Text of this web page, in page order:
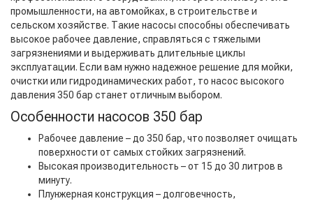
промышленности, на автомойках, в строительстве и
сельском хозяйстве. Такие насосы способны обеспечивать
высокое рабочее давление, справляться с тяжелыми
загрязнениями и выдерживать длительные циклы
эксплуатации. Если вам нужно надежное решение для мойки,
очистки или гидродинамических работ, то насос высокого
давления 350 бар станет отличным выбором.
Особенности насосов 350 бар
Рабочее давление – до 350 бар, что позволяет очищать
поверхности от самых стойких загрязнений.
Высокая производительность – от 15 до 30 литров в
минуту.
Плунжерная конструкция – долговечность,